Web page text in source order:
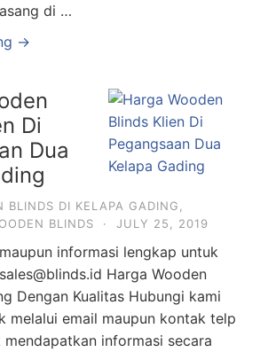
di …
→
Di
Dua
BLINDS DI KELAPA GADING
BLINDS · JULY 25, 2019
informasi lengkap untuk
Harga Wooden
Dengan Kualitas Hubungi kami
melalui email maupun kontak telp
informasi secara